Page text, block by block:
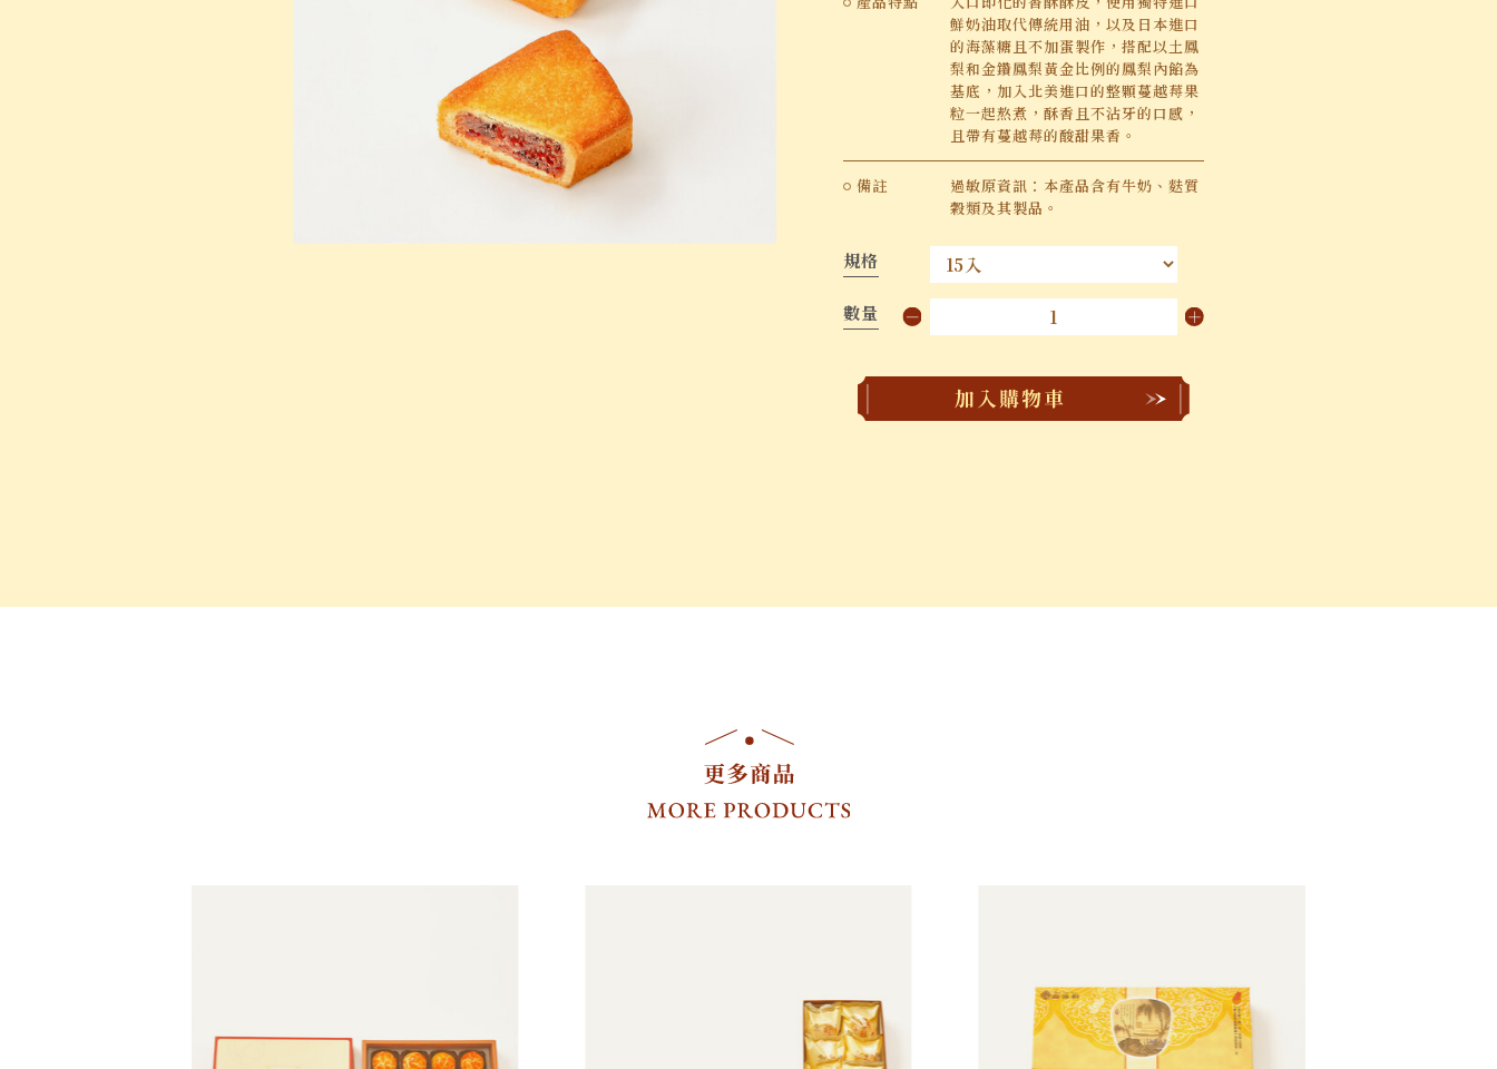
鮮奶油取代傳統用油，以及日本進口
的海藻糖且不加蛋製作，搭配以土鳳
梨和金鑽鳳梨黃金比例的鳳梨內餡為
基底，加入北美進口的整顆蔓越莓果
粒一起熬煮，酥香且不沾牙的口感，
且帶有蔓越莓的酸甜果香。
備註
過敏原資訊：本產品含有牛奶、麩質
穀類及其製品。
規格
數量